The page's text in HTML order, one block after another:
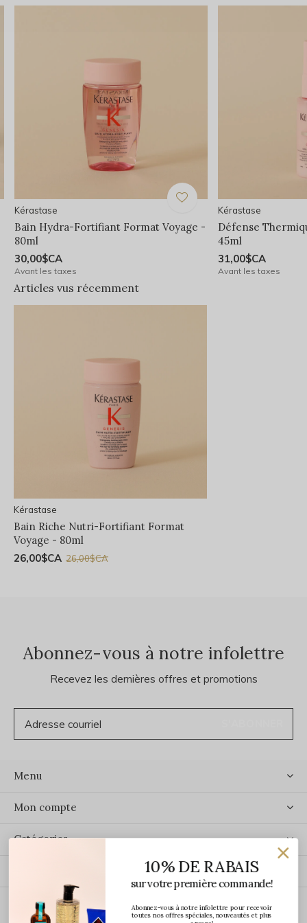
Kérastase
Bain Hydra-Fortifiant Format Voyage -
80ml
30,00$CA
Avant les taxes
Kérastase
Défense
45ml
31,00$CA
Avant les taxes
Articles vus récemment
Kérastase
Bain Riche Nutri-Fortifiant Format
Voyage - 80ml
26,00$CA 26,00$CA
Abonnez-vous à notre infolettre
Recevez les dernières offres et promotions
Menu
Mon compte
Catégories
ÉCRIVEZ-NOUS
10% DE RABAIS
sur votre première commande!
Abonnez-vous à notre infolettre pour recevoir
toutes nos offres spéciales, nouveautés et plus